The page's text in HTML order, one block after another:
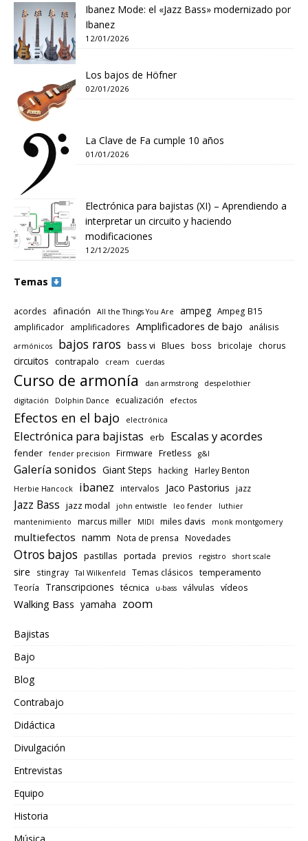
Ibanez Mode: el «Jazz Bass» modernizado por
Ibanez
12/01/2026
Los bajos de Höfner
02/01/2026
La Clave de Fa cumple 10 años
01/01/2026
Electrónica para bajistas (XI) – Aprendiendo a
interpretar un circuito y haciendo
modificaciones
12/12/2025
Temas
acordes afinación All the Things You Are ampeg Ampeg B15
amplificador
amplificadores Amplificadores de bajo análisis
armónicos bajos raros bass vi Blues boss bricolaje chorus
circuitos contrapalo cream cuerdas
Curso de armonía dan armstrong
despelothier
digitación
Dolphin Dance ecualización efectos
Efectos en el bajo electrónica
Electrónica para bajistas erb Escalas y acordes
fender fender precision Firmware Fretless g&l
Galería sonidos Giant Steps hacking Harley Benton
Herbie Hancock ibanez intervalos Jaco Pastorius jazz
Jazz Bass jazz modal john entwistle leo fender
luthier
mantenimiento
marcus miller MIDI miles davis monk montgomery
multiefectos namm Nota de prensa Novedades
Otros bajos pastillas portada previos registro short scale
sire stingray Tal Wilkenfeld Temas clásicos temperamento
Teoría Transcripciones técnica u-bass válvulas vídeos
Walking Bass yamaha zoom
Bajistas
Bajo
Blog
Contrabajo
Didáctica
Divulgación
Entrevistas
Equipo
Historia